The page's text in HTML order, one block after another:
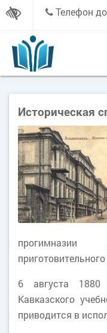
Телефон
Историческая
6 августа 1880
Кавказского
приводится в